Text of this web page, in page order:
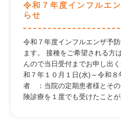
令和７年度インフルエ
らせ
令和７年度インフルエンザ予
ます。 接種をご希望される方
んので当日受付までお申し出
和７年１０月１日(水)～令和８
者 ：当院の定期患者様
険診療を１度でも受けたこと